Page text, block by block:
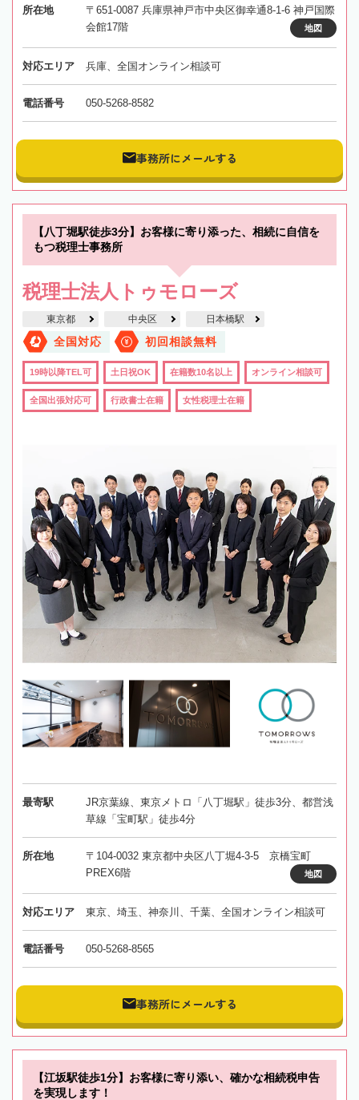
所在地
〒651-0087 兵庫県神戸市中央区御幸通8-1-6 神戸国際
会館17階
地図
対応エリア 兵庫、全国オンライン相談可
電話番号 050-5268-8582
事務所にメールする
【八丁堀駅徒歩3分】お客様に寄り添った、相続に自信を
もつ税理士事務所
税理士法人トゥモローズ
東京都 中央区 日本橋駅
全国対応 初回相談無料
19時以降TEL可 土日祝OK 在籍数10名以上 オンライン相談可
全国出張対応可 行政書士在籍 女性税理士在籍
最寄駅
JR京葉線、東京メトロ「八丁堀駅」徒歩3分、都営浅
草線「宝町駅」徒歩4分
所在地
〒104-0032 東京都中央区八丁堀4-3-5 京橋宝町
PREX6階
地図
対応エリア 東京、埼玉、神奈川、千葉、全国オンライン相談可
電話番号 050-5268-8565
事務所にメールする
【江坂駅徒歩1分】お客様に寄り添い、確かな相続税申告
を実現します！